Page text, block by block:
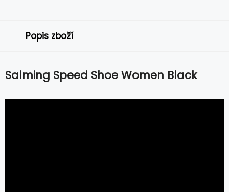
Popis zboží
Salming Speed Shoe Women Black